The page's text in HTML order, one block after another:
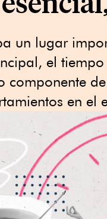
un lugar
el
componente
en el